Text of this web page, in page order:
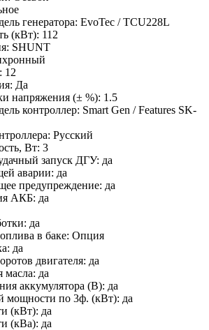
генератора: EvoTec / TCU228L
(кВт): 112
SHUNT
12
Да
напряжения (± %): 1.5
контроллер: Smart Gen / Features SK-
Русский
Вт: 3
запуск ДГУ: да
аварии: да
предупреждение: да
АКБ: да
да
в баке: Опция
да
двигателя: да
масла: да
аккумулятора (В): да
мощности по 3ф. (кВт): да
(кВт): да
(кВа): да